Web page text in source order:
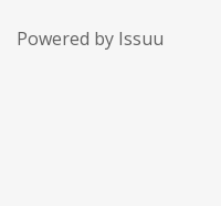
Powered by Issuu